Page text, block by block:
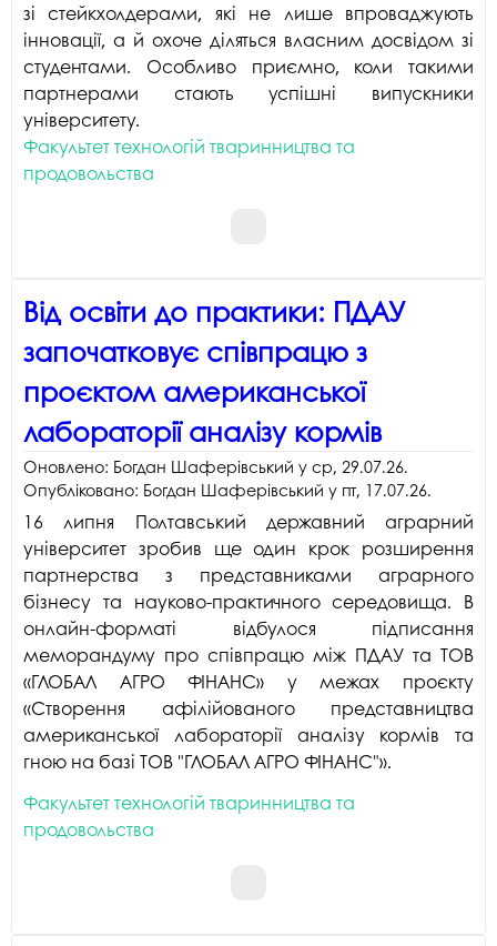
зі стейкхолдерами, які не лише впроваджують
інновації, а й охоче діляться власним досвідом зі
студентами. Особливо приємно, коли такими
партнерами стають успішні випускники
університету.
Факультет технологій тваринництва та
продовольства
Від освіти до практики: ПДАУ
започатковує співпрацю з
проєктом американської
лабораторії аналізу кормів
Оновлено: Богдан Шаферівський у ср, 29.07.26.
Опубліковано: Богдан Шаферівський у пт, 17.07.26.
16 липня Полтавський державний аграрний
університет зробив ще один крок розширення
партнерства з представниками аграрного
бізнесу та науково-практичного середовища. В
онлайн-форматі відбулося підписання
меморандуму про співпрацю між ПДАУ та ТОВ
«ГЛОБАЛ АГРО ФІНАНС» у межах проєкту
«Створення афілійованого представництва
американської лабораторії аналізу кормів та
гною на базі ТОВ "ГЛОБАЛ АГРО ФІНАНС"».
Факультет технологій тваринництва та
продовольства